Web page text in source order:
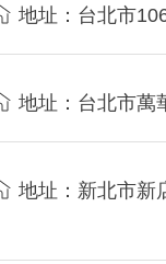
地址：台北市
地址：台北市萬
地址：新北市新